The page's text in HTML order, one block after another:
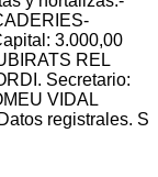
3.000,00
REL
Secretario:
VIDAL
registrales. S